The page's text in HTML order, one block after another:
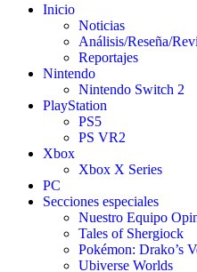
Inicio
Noticias
Análisis/Reseña/
Reportajes
Nintendo
Nintendo Switch 2
PlayStation
PS5
PS VR2
Xbox
Xbox X Series
PC
Secciones especiales
Nuestro Equipo
Tales of Shergiock
Pokémon: Drako’s
Ubiverse Worlds